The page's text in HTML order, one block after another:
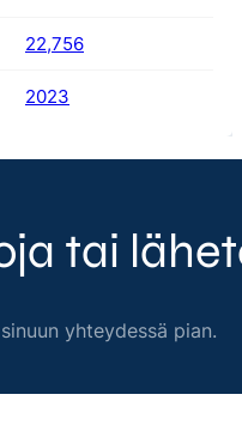
22,756
2023
tai
yhteydessä pian.